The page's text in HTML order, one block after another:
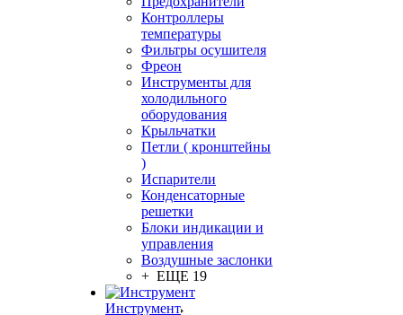
Контроллеры
температуры
Фильтры осушителя
Фреон
Инструменты для
холодильного
оборудования
Крыльчатки
Петли ( кронштейны
)
Испарители
Конденсаторные
решетки
Блоки индикации и
управления
Воздушные заслонки
+ ЕЩЕ 19
Инструмент